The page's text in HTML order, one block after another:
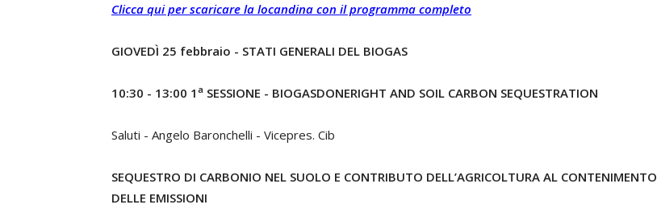
Clicca qui per scaricare la locandina con il programma completo
GIOVEDÌ 25 febbraio - STATI GENERALI DEL BIOGAS
10:30 - 13:00 1 a SESSIONE - BIOGASDONERIGHT AND SOIL CARBON SEQUESTRATION
Saluti - Angelo Baronchelli - Vicepres. Cib
SEQUESTRO DI CARBONIO NEL SUOLO E CONTRIBUTO DELL’AGRICOLTURA AL CONTENIMENTO
DELLE EMISSIONI